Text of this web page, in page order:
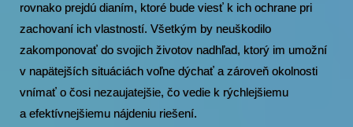
rovnako prejdú dianím, ktoré bude viesť k ich ochrane pri
zachovaní ich vlastností. Všetkým by neuškodilo
zakomponovať do svojich životov nadhľad, ktorý im umožní
v napätejších situáciách voľne dýchať a zároveň okolnosti
vnímať o čosi nezaujatejšie, čo vedie k rýchlejšiemu
a efektívnejšiemu nájdeniu riešení.